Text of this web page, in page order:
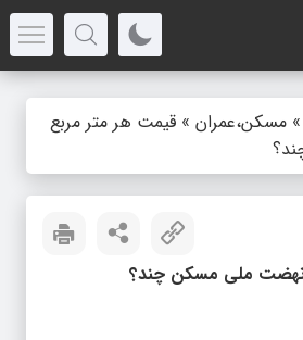
» مسکن،عمران » قیمت هر متر مربع
نهضت ملی مسکن چند؟